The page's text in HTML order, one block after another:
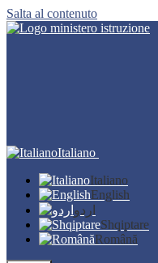
Salta al contenuto
Italiano
Italiano
English
اردو
Shqiptare
Română